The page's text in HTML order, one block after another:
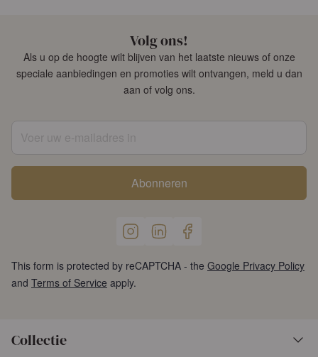
Volg ons!
Als u op de hoogte wilt blijven van het laatste nieuws of onze
speciale aanbiedingen en promoties wilt ontvangen, meld u dan
aan of volg ons.
Abonneren
This form is protected by reCAPTCHA - the Google Privacy Policy
and Terms of Service apply.
Collectie